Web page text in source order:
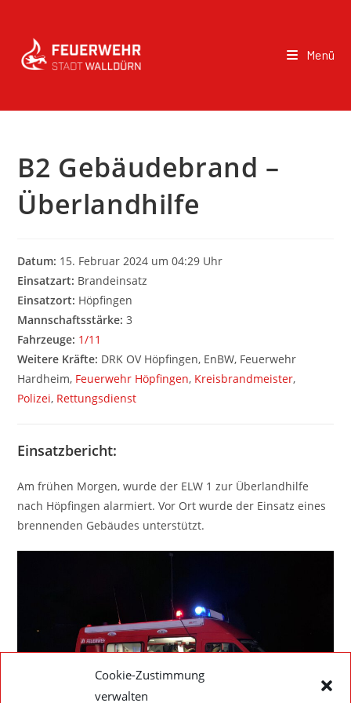
Cookie-Zustimmung
verwalten
Menü
B2 Gebäudebrand –
Überlandhilfe
Datum: 15. Februar 2024 um 04:29 Uhr
Einsatzart: Brandeinsatz
Einsatzort: Höpfingen
Mannschaftsstärke: 3
Fahrzeuge: 1/11
Weitere Kräfte: DRK OV Höpfingen, EnBW, Feuerwehr
Hardheim, Feuerwehr Höpfingen, Kreisbrandmeister,
Polizei, Rettungsdienst
Einsatzbericht:
Am frühen Morgen, wurde der ELW 1 zur Überlandhilfe
nach Höpfingen alarmiert. Vor Ort wurde der Einsatz eines
brennenden Gebäudes unterstützt.